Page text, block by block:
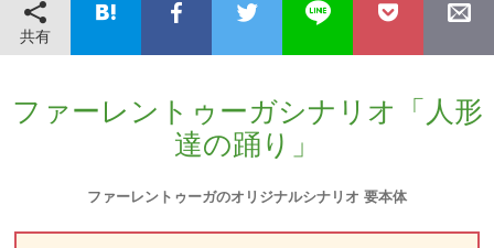
共有
ファーレントゥーガシナリオ「人形
達の踊り」
ファーレントゥーガのオリジナルシナリオ 要本体